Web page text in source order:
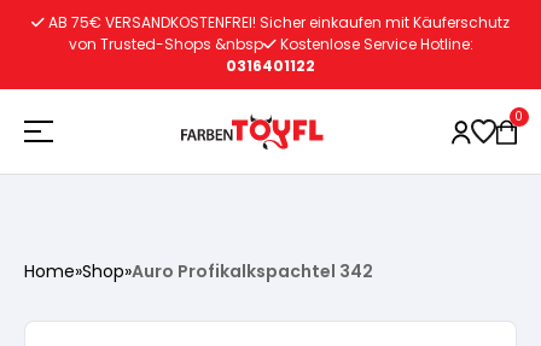
Vorbereitung
Lacke
AB 75€ VERSANDKOSTENFREI! Sicher einkaufen mit Käuferschutz
von Trusted-Shops &nbsp
Kostenlose Service Hotline:
0316401122
0
Home»Shop»Auro Profikalkspachtel 342